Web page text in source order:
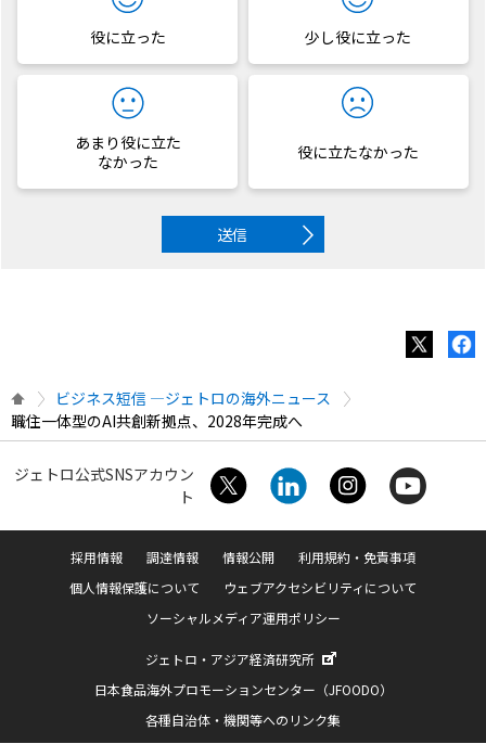
役に立った 少し役に立った
あまり役に立た
なかった
役に立たなかった
送信
ビジネス短信 ―ジェトロの海外ニュース
職住一体型のAI共創新拠点、2028年完成へ
ジェトロ公式SNSアカウン
ト
採用情報 調達情報 情報公開
利用規約・免責事項
個人情報保護について
ウェブアクセシビリティについて
ソーシャルメディア運用ポリシー
ジェトロ・アジア経済研究所
日本食品海外プロモーションセンター（JFOODO）
各種自治体・機関等へのリンク集